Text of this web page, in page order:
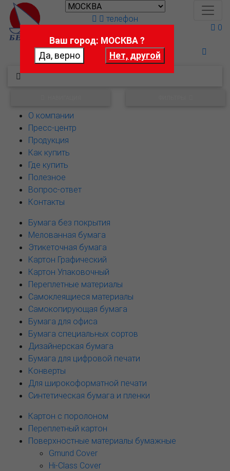
Поможем выбрать
телефон
0
О компании
Пресс-центр
Продукция
Как купить
Где купить
Полезное
Вопрос-ответ
Контакты
Бумага без покрытия
Мелованная бумага
Этикеточная бумага
Картон Графический
Картон Упаковочный
Переплетные материалы
Самоклеящиеся материалы
Самокопирующая бумага
Бумага для офиса
Бумага специальных сортов
Дизайнерская бумага
Бумага для цифровой печати
Конверты
Для широкоформатной печати
Синтетическая бумага и пленки
Картон с поролоном
Переплетный картон
Поверхностные материалы бумажные
Gmund Cover
Hi-Class Cover
Ваш город: МОСКВА ?